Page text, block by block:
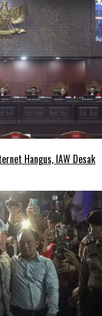
Hangus, IAW Desak